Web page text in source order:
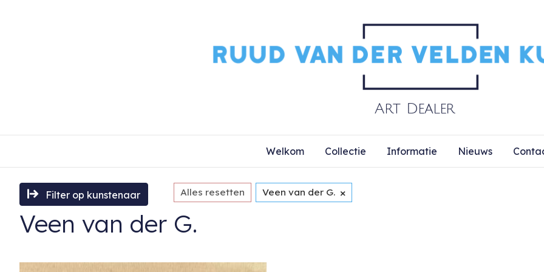
Welkom Collectie Informatie Nieuws
Filter op kunstenaar Alles resetten Veen van der G. ×
Veen van der G.